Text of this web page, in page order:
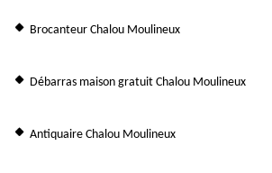
Brocanteur Chalou Moulineux
Débarras maison gratuit Chalou Moulineux
Antiquaire Chalou Moulineux